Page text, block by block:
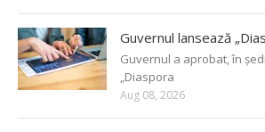
Guvernul lansează
Guvernul a aprobat, în
„Diaspora
Aug 08, 2026